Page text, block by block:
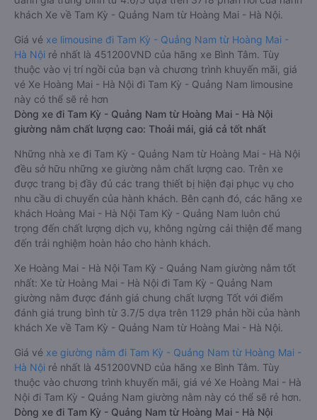
khách Xe về Tam Kỳ - Quảng Nam từ Hoàng Mai - Hà Nội.
Giá vé xe limousine đi Tam Kỳ - Quảng Nam từ Hoàng Mai -
Hà Nội rẻ nhất là 451200VND của hãng xe Bình Tâm. Tùy
thuộc vào vị trí ngồi của bạn và chương trình khuyến mãi, giá
vé Xe Hoàng Mai - Hà Nội đi Tam Kỳ - Quảng Nam limousine
này có thể sẽ rẻ hơn
Dòng xe đi Tam Kỳ - Quảng Nam từ Hoàng Mai - Hà Nội
giường nằm chất lượng cao: Thoải mái, giá cả tốt nhất
Những nhà xe đi Tam Kỳ - Quảng Nam từ Hoàng Mai - Hà Nội
đều sở hữu những xe giường nằm chất lượng cao. Trên xe
được trang bị đầy đủ các trang thiết bị hiện đại phục vụ cho
nhu cầu di chuyển của hành khách. Bên cạnh đó, các hãng xe
khách Hoàng Mai - Hà Nội Tam Kỳ - Quảng Nam luôn chú
trọng đến chất lượng dịch vụ, không ngừng cải thiện để mang
đến trải nghiệm hoàn hảo cho hành khách.
Xe Hoàng Mai - Hà Nội Tam Kỳ - Quảng Nam giường nằm tốt
nhất: Xe từ Hoàng Mai - Hà Nội đi Tam Kỳ - Quảng Nam
giường nằm được đánh giá chung chất lượng Tốt với điểm
đánh giá trung bình từ 3.7/5 dựa trên 1129 phản hồi của hành
khách Xe về Tam Kỳ - Quảng Nam từ Hoàng Mai - Hà Nội.
Giá vé xe giường nằm đi Tam Kỳ - Quảng Nam từ Hoàng Mai -
Hà Nội rẻ nhất là 451200VND của hãng xe Bình Tâm. Tùy
thuộc vào chương trình khuyến mãi, giá vé Xe Hoàng Mai - Hà
Nội đi Tam Kỳ - Quảng Nam giường nằm này có thể sẽ rẻ hơn.
Dòng xe đi Tam Kỳ - Quảng Nam từ Hoàng Mai - Hà Nội